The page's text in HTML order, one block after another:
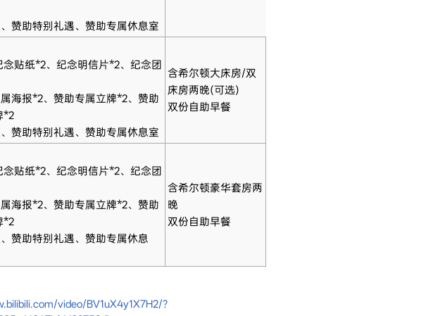
赞助特别礼遇、赞助专属休息室
贴纸*2、纪念明信片*2、纪念团
海报*2、赞助专属立牌*2、赞助
*2
赞助特别礼遇、赞助专属休息室
含希尔顿大床房/双
床房两晚(可选)
双份自助早餐
贴纸*2、纪念明信片*2、纪念团
海报*2、赞助专属立牌*2、赞助
*2
赞助特别礼遇、赞助专属休息
含希尔顿豪华套房两
晚
双份自助早餐
video/BV1uX4y1X7H2/?